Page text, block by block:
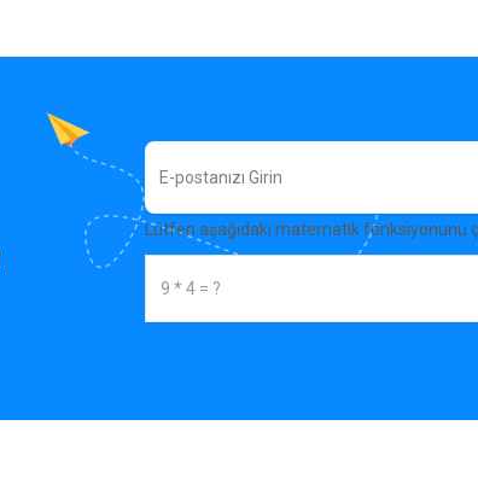
Lütfen aşağıdaki matematik fonksiyonunu